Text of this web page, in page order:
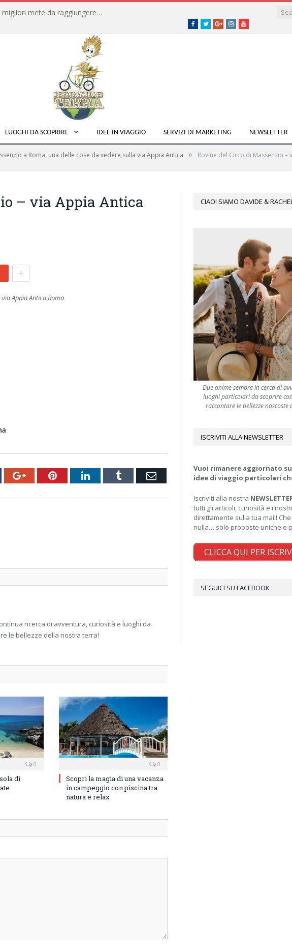
Dove fare campeggio libero in Italia: le migliori mete da raggiungere in traghetto
Facebook
TwitterGoogle+instagramyoutube
LUOGHI DA SCOPRIRE IDEE IN VIAGGIO SERVIZI DI MARKETING NEWSLETTER
a Roma, una delle cose da vedere sulla via Appia Antica » Rovine del Circo di Massenzio –
– via Appia Antica
+
Appia Antica Roma
Google+PinterestLinkedInTumblr Email
ricerca di avventura, curiosità e luoghi da
le bellezze della nostra terra!
0
di
0
Scopri la magia di una vacanza
in campeggio con piscina tra
natura e relax
CIAO! SIAMO DAVIDE &
Due anime sempre in cerca di
luoghi particolari da scoprire
raccontare le bellezze
ISCRIVITI ALLA NEWSLETTER
Vuoi rimanere aggiornato
idee di viaggio particolari
Iscriviti alla nostra
tutti gli articoli, curiosità e i
direttamente sulla tua mail!
nulla… solo proposte uniche e
CLICCA QUI PER
SEGUICI SU FACEBOOK